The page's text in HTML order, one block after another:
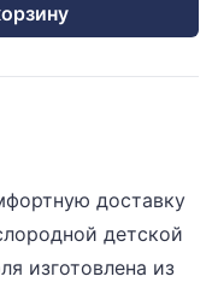
доставку
детской
изготовлена из